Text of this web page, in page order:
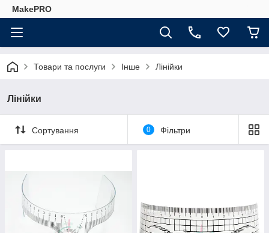
MakePRO
Товари та послуги Інше Лінійки
Лінійки
Сортування 0 Фільтри